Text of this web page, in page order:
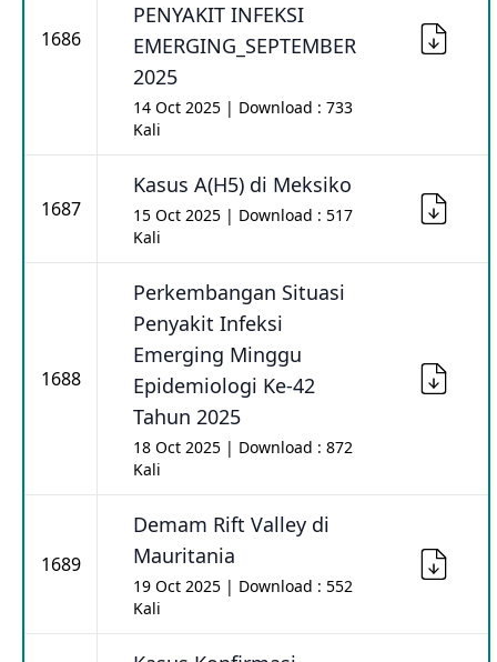
1686
PENYAKIT INFEKSI
EMERGING_SEPTEMBER
2025
14 Oct 2025 | Download : 733
Kali
1687
Kasus A(H5) di Meksiko
15 Oct 2025 | Download : 517
Kali
1688
Perkembangan Situasi
Penyakit Infeksi
Emerging Minggu
Epidemiologi Ke-42
Tahun 2025
18 Oct 2025 | Download : 872
Kali
1689
Demam Rift Valley di
Mauritania
19 Oct 2025 | Download : 552
Kali